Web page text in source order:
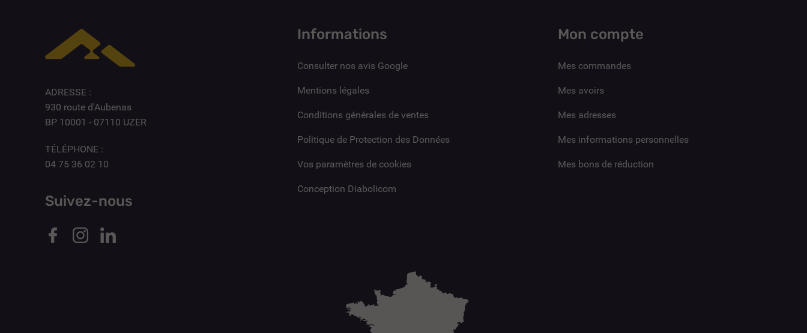
ADRESSE :
930 route d'Aubenas
BP 10001 - 07110 UZER
TÉLÉPHONE :
04 75 36 02 10
Suivez-nous
Informations
Consulter nos avis Google
Mentions légales
Conditions générales de ventes
Politique de Protection des Données
Vos paramètres de cookies
Conception Diabolicom
Mon compte
Mes commandes
Mes avoirs
Mes adresses
Mes informations personnelles
Mes bons de réduction